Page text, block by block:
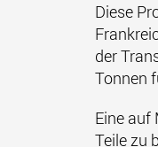
Diese
der
Tonnen
Eine auf
Teile zu